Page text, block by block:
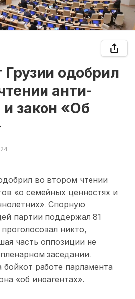
одобрил
анти-
и закон «Об
во втором чтении
«о семейных ценностях и
Спорную
партии поддержал 81
никто,
часть оппозиции не
заседании,
бойкот работе парламента
«об иноагентах».